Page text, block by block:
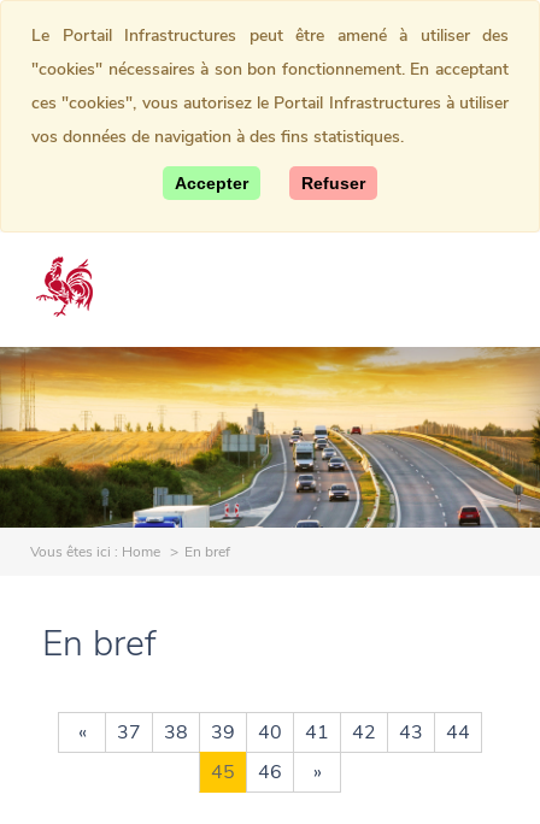
Vous êtes ici : Home En bref
En bref
« 37 38 39 40 41 42 43
44
45
46 »
Le Portail Infrastructures peut être amené à utiliser des
"cookies" nécessaires à son bon fonctionnement. En acceptant
ces "cookies", vous autorisez le Portail Infrastructures à utiliser
vos données de navigation à des fins statistiques.
Accepter Refuser